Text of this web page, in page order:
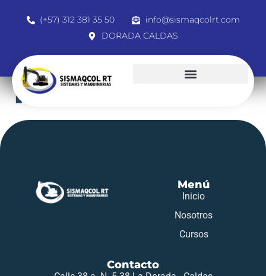
(+57) 312 381 35 50
info@sismaqcolrt.com
DORADA CALDAS
1032366639
Menú
Inicio
Nosotros
Cursos
Contacto